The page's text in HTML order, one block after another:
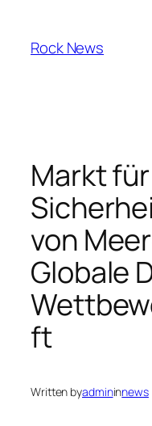
content
Rock News
Markt für
von
Globale
ft
Written byadmininnews